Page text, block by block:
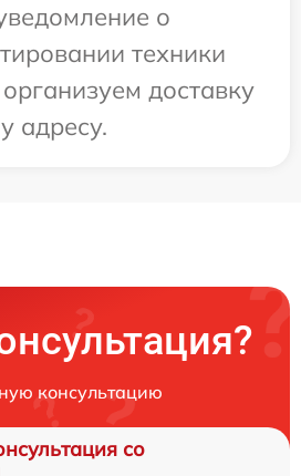
о
техники
доставку
адресу.
консультацию
со